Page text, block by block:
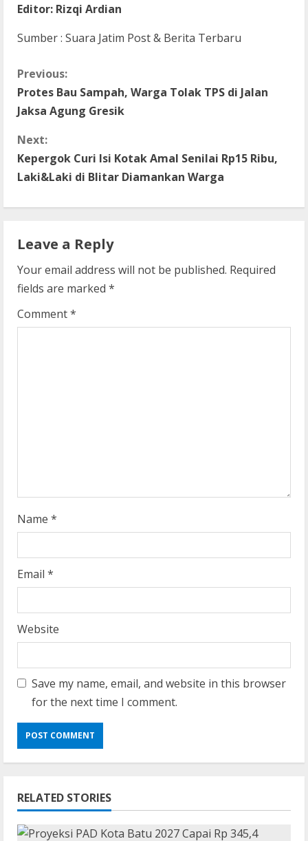
Editor: Rizqi Ardian
Sumber : Suara Jatim Post & Berita Terbaru
C
o
n
t
u
e
R
Previous:
Protes Bau Sampah, Warga Tolak TPS di Jalan
Jaksa Agung Gresik
Next:
Kepergok Curi Isi Kotak Amal Senilai Rp15 Ribu,
Laki&Laki di Blitar Diamankan Warga
Leave a Reply
Your email address will not be published. Required
fields are marked *
Comment*
Name *
Email *
Website
Save my name, email, and website in this browser
for the next time I comment.
RELATED STORIES